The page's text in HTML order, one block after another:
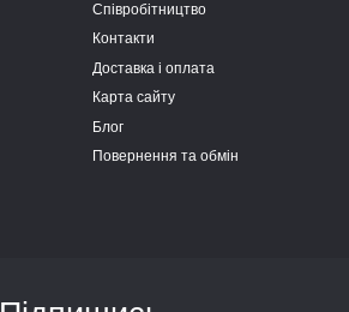
Співробітництво
Контакти
Доставка і оплата
Карта сайту
Блог
Повернення та обмін